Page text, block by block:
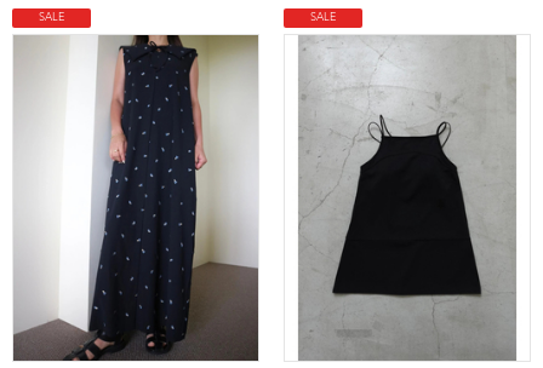
SALE SALE